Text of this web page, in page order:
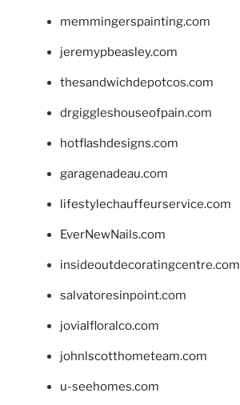
memmingerspainting.com
jeremypbeasley.com
thesandwichdepotcos.com
drgiggleshouseofpain.com
hotflashdesigns.com
garagenadeau.com
lifestylechauffeurservice.com
EverNewNails.com
insideoutdecoratingcentre.com
salvatoresinpoint.com
jovialfloralco.com
johnlscotthometeam.com
u-seehomes.com